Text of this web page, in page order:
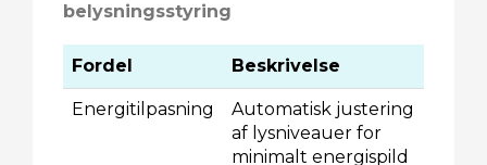
belysningsstyring
Fordel Beskrivelse
Energitilpasning
Automatisk justering
af lysniveauer for
minimalt energispild